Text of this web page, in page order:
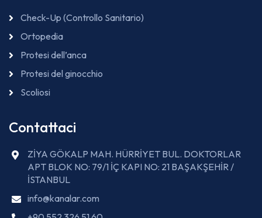
Check-Up (Controllo Sanitario)
Ortopedia
Protesi dell’anca
Protesi del ginocchio
Scoliosi
Contattaci
ZİYA GÖKALP MAH. HÜRRİYET BUL. DOKTORLAR
APT BLOK NO: 79/1 İÇ KAPI NO: 21 BAŞAKŞEHİR /
İSTANBUL
info@kanalar.com